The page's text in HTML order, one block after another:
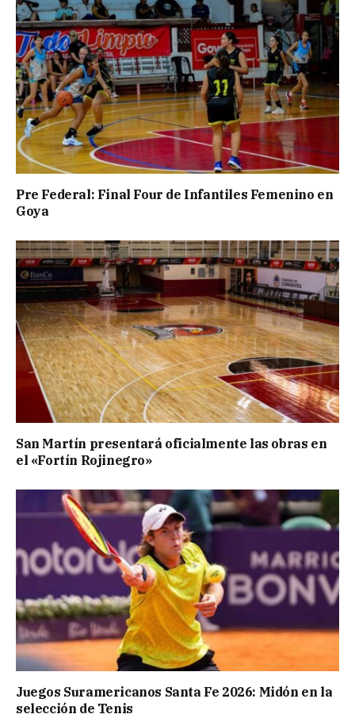
Pre Federal: Final Four de Infantiles Femenino en
Goya
San Martín presentará oficialmente las obras en
el «Fortín Rojinegro»
Juegos Suramericanos Santa Fe 2026: Midón en la
selección de Tenis